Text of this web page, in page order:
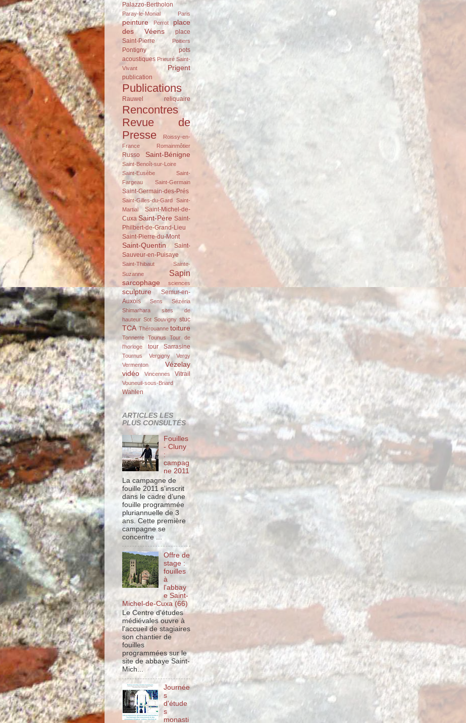
Palazzo-Bertholon
Paray-le-Monial Paris
peinture Perrot
place
des Véens
place
Saint-Pierre
Poitiers
Pontigny
pots
acoustiques Prieuré Saint-
Vivant
Prigent
publication
Publications
Rauwel reliquaire
Rencontres
Revue de
Presse
Roissy-en-
France
Romainmôtier
Russo Saint-Bénigne
Saint-Benoît-sur-Loire
Saint-Eusèbe
Saint-
Fargeau
Saint-Germain
Saint-Germain-des-Prés
Saint-Gilles-du-Gard Saint-
Martial
Saint-Michel-de-
Cuxa Saint-Père Saint-
Philbert-de-Grand-Lieu
Saint-Pierre-du-Mont
Saint-Quentin
Saint-
Sauveur-en-Puisaye
Saint-Thibaut
Sainte-
Suzanne
Sapin
sarcophage sciences
sculpture
Semur-en-
Auxois
Sens
Sézéria
Shimarhara
sites de
hauteur Sot Souvigny stuc
TCA Thérouanne toiture
Tonnerre Tounus Tour de
l'horloge
tour Sarrasine
Tournus Vergigny
Vergy
Vermenton
Vézelay
vidéo
Vincennes Vitrail
Vouneuil-sous-Briard
Wahlen
ARTICLES LES
PLUS CONSULTÉS
Fouilles
- Cluny
:
campag
ne 2011
La campagne de
fouille 2011 s’inscrit
dans le cadre d’une
fouille programmée
pluriannuelle de 3
ans. Cette première
campagne se
concentre ...
Offre de
stage :
fouilles
à
l'abbay
e Saint-
Michel-de-Cuxa (66)
Le Centre d'études
médiévales ouvre à
l'accueil de stagiaires
son chantier de
fouilles
programmées sur le
site de abbaye Saint-
Mich...
Journée
s
d'étude
s
monasti